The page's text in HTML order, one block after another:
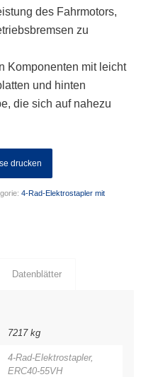
des Fahrmotors,
zu
Komponenten mit leicht
und hinten
die sich auf nahezu
drucken
4-Rad-Elektrostapler mit
Datenblätter
7217 kg
4-Rad-Elektrostapler,
ERC40-55VH